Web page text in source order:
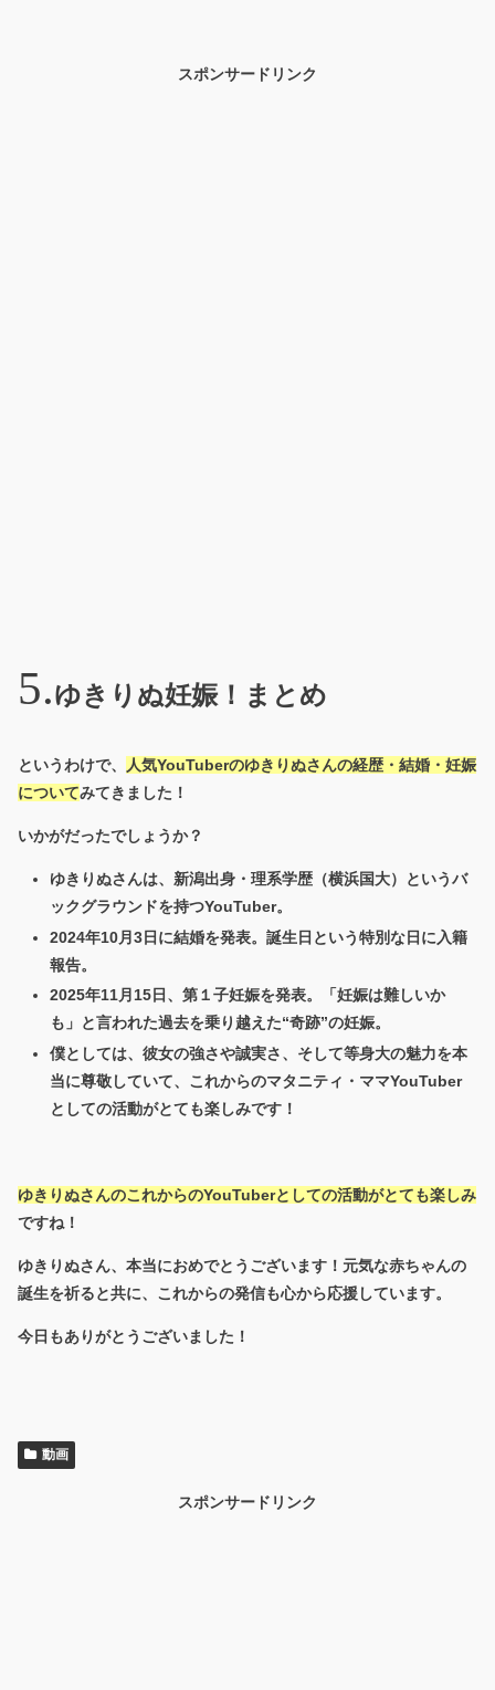
スポンサードリンク
ゆきりぬ妊娠！まとめ
というわけで、
人気YouTuberのゆきりぬさんの経歴・結婚・妊娠
についてみてきました！
いかがだったでしょうか？
ゆきりぬさんは、新潟出身・理系学歴（横浜国大）というバ
ックグラウンドを持つYouTuber。
2024年10月3日に結婚を発表。誕生日という特別な日に入籍
報告。
2025年11月15日、第１子妊娠を発表。「妊娠は難しいか
も」と言われた過去を乗り越えた“奇跡”の妊娠。
僕としては、彼女の強さや誠実さ、そして等身大の魅力を本
当に尊敬していて、これからのマタニティ・ママYouTuber
としての活動がとても楽しみです！
ゆきりぬさんのこれからのYouTuberとしての活動がとても楽しみ
ですね！
ゆきりぬさん、本当におめでとうございます！元気な赤ちゃんの
誕生を祈ると共に、これからの発信も心から応援しています。
今日もありがとうございました！
動画
スポンサードリンク